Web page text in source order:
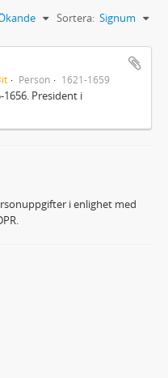
Sortera: Signum
Person 1621-1659
President i
i enlighet med